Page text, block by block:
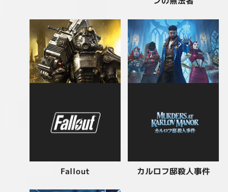
Fallout カルロフ邸殺人事件